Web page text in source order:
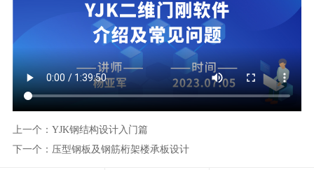
上一个：YJK钢结构设计入门篇
下一个：压型钢板及钢筋桁架楼承板设计